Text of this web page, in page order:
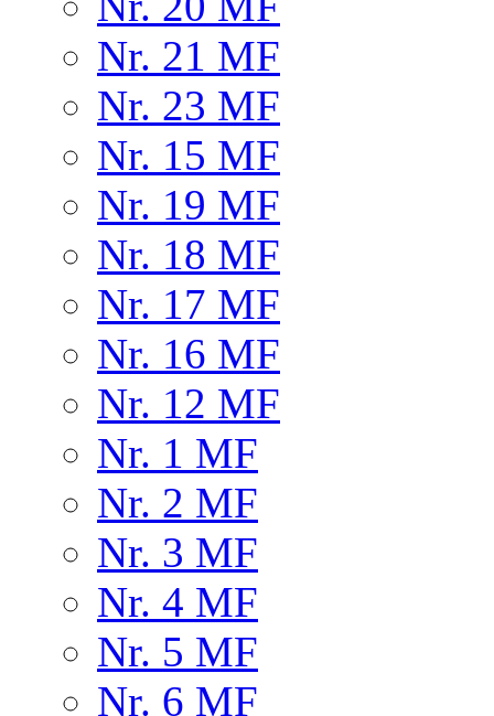
Nr. 21 MF
Nr. 23 MF
Nr. 15 MF
Nr. 19 MF
Nr. 18 MF
Nr. 17 MF
Nr. 16 MF
Nr. 12 MF
Nr. 1 MF
Nr. 2 MF
Nr. 3 MF
Nr. 4 MF
Nr. 5 MF
Nr. 6 MF